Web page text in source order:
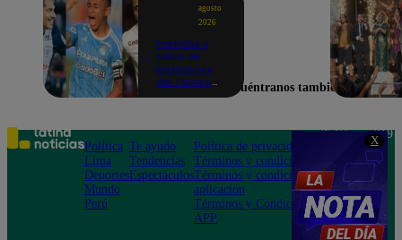
X
agosto
2026
Partidos y
tabla de
posiciones
del Torneo
en la fecha 4
Encuéntranos también en
Política
Lima
Deportes
Mundo
Perú
Te ayudo
Tendencias
Espectáculos
Política de privacidad
Términos y condiciones
Términos y condiciones
aplicación
Términos y Condiciones
APP
Teléfono: 219
Av. San
Felipe 968
Jesús María